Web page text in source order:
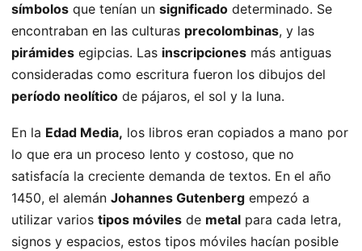
símbolos que tenían un significado determinado. Se
encontraban en las culturas precolombinas, y las
pirámides egipcias. Las inscripciones más antiguas
consideradas como escritura fueron los dibujos del
período neolítico de pájaros, el sol y la luna.
En la Edad Media, los libros eran copiados a mano por
lo que era un proceso lento y costoso, que no
satisfacía la creciente demanda de textos. En el año
1450, el alemán Johannes Gutenberg empezó a
utilizar varios tipos móviles de metal para cada letra,
signos y espacios, estos tipos móviles hacían posible